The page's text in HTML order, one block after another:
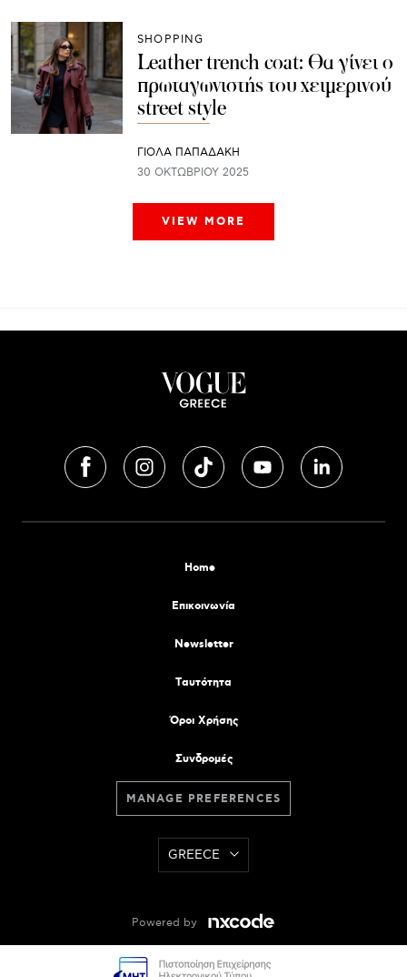
SHOPPING
Leather trench coat: Θα γίνει ο
πρωταγωνιστής του χειμερινού
street style
ΓΙΌΛΑ ΠΑΠΑΔΆΚΗ
30 ΟΚΤΩΒΡΊΟΥ 2025
VIEW MORE
Home
Επικοινωνία
Newsletter
Tαυτότητα
Όροι Χρήσης
Συνδρομές
MANAGE PREFERENCES
GREECE
Powered by